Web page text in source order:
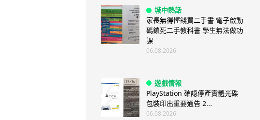
城中熱話
家長無得慳錢買二手書 電子啟動
碼鎖死二手教科書 學生無法做功
課
06.08.2026
遊戲情報
PlayStation 確認停產實體光碟
包裝印出重要通告 2...
06.08.2026